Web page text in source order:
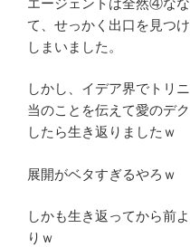
て、せっかく出口を見つ
しまいました。
しかし、イデア界でトリ
当のことを伝えて愛のデ
したら生き返りましたｗ
展開がベタすぎるやろｗ
しかも生き返ってから前
りｗ